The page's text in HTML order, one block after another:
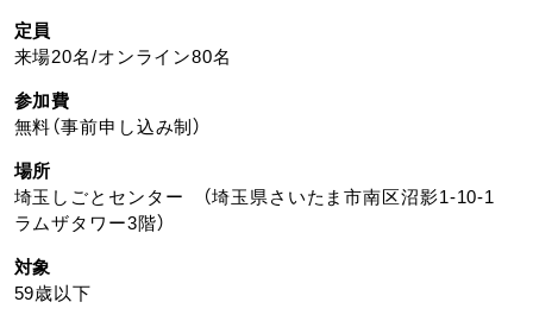
定員
来場20名/オンライン80名
参加費
無料（事前申し込み制）
場所
埼玉しごとセンター （埼玉県さいたま市南区沼影1-10-1
ラムザタワー3階）
対象
59歳以下